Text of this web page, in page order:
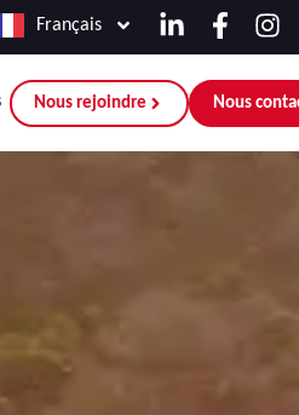
Français
Nous rejoindre Nous